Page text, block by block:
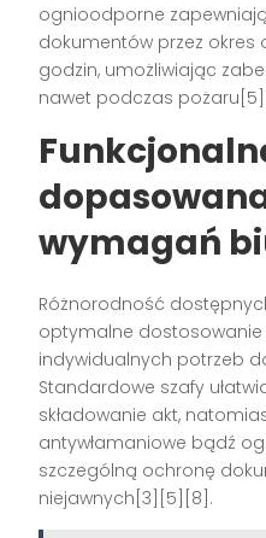
ognioodporne
dokumentów przez okres
godzin, umożliwiając
nawet podczas
wymagań
Różnorodność
optymalne
indywidualnych potrzeb
Standardowe szafy
składowanie akt,
antywłamaniowe bądź
szczególną ochronę
niejawnych[3][5][8].